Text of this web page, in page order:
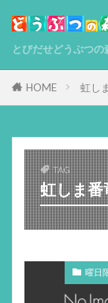
とびだせどうぶつ
HOME 虹し
TAG
虹しま番
曜日